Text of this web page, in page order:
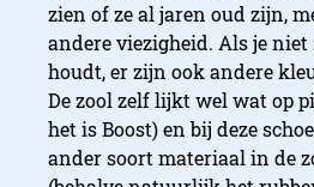
zien of ze al jaren oud zijn,
andere viezigheid. Als je
houdt, er zijn ook andere
De zool zelf lijkt wel wat op
het is Boost) en bij deze
ander soort materiaal in de